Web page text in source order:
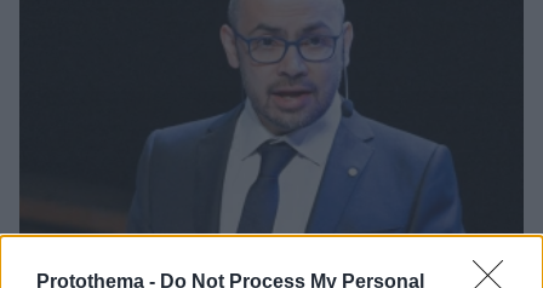
Protothema - Do Not Process My Personal